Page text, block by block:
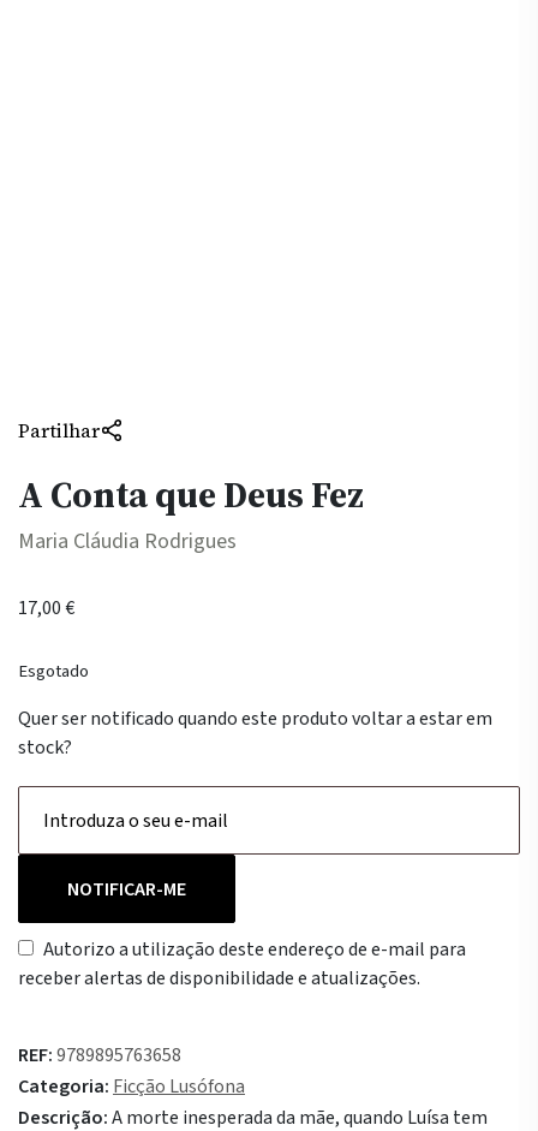
Partilhar
A Conta que Deus Fez
Maria Cláudia Rodrigues
17,00€
Esgotado
Quer ser notificado quando este produto voltar a estar em
stock?
NOTIFICAR-ME
Autorizo a utilização deste endereço de e-mail para
receber alertas de disponibilidade e atualizações.
REF:9789895763658
Categoria: Ficção Lusófona
Descrição:A morte inesperada da mãe, quando Luísa tem